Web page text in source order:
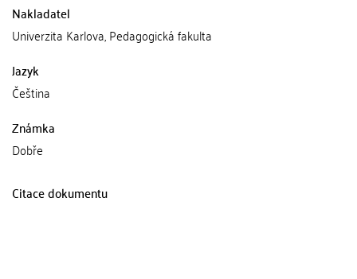
Nakladatel
Univerzita Karlova, Pedagogická fakulta
Jazyk
Čeština
Známka
Dobře
Citace dokumentu